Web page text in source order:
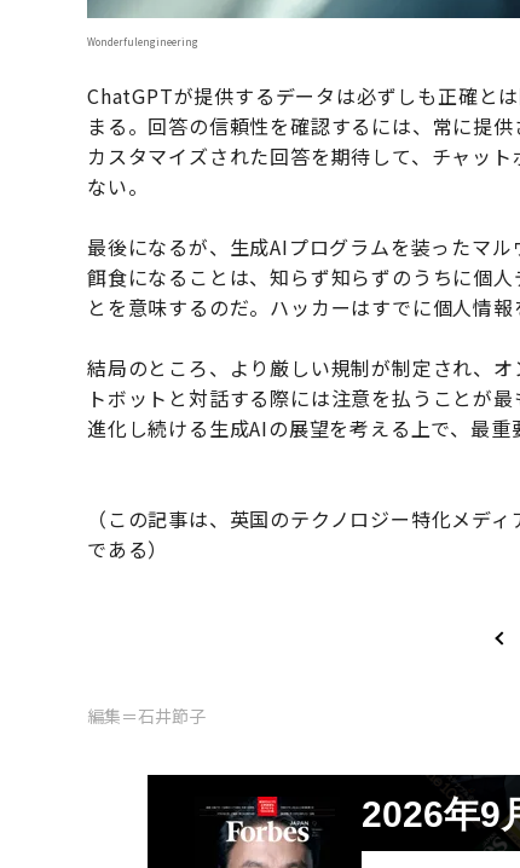
Wonderfulengineering
ChatGPTが提供するデータは必ずしも正確と
まる。回答の信頼性を確認するには、常に提
カスタマイズされた回答を期待して、チャッ
ない。
最後になるが、生成AIプログラムを装ったマ
餌食になることは、知らず知らずのうちに個
とを意味するのだ。ハッカーはすでに個人情
結局のところ、より厳しい規制が制定され、
トボットと対話する際には注意を払うことが
進化し続ける生成AIの展望を考える上で、最重
（この記事は、英国のテクノロジー特化メディ
である）
編集＝石井節子
2026年9